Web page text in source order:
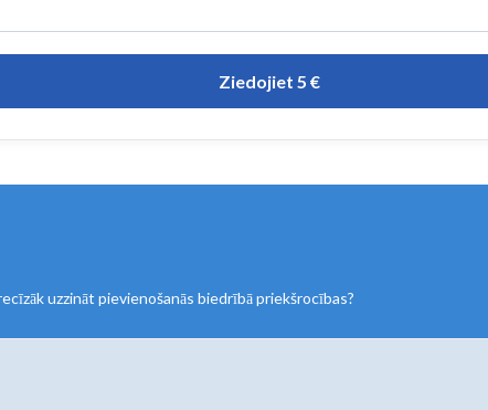
Ziedojiet 5 €
uzzināt pievienošanās biedrībā priekšrocības?